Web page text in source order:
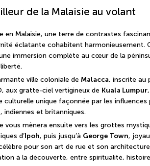
de la Malaisie au volant
en Malaisie, une terre de contrastes
éclatante cohabitent harmonieusement.
immersion complète au cœur de la
ville coloniale de Malacca, inscrite au
aux gratte-ciel vertigineux de Kuala Lumpur
culturelle unique façonnée par les influences
indiennes et britanniques.
vous mènera ensuite vers les grottes
d’Ipoh, puis jusqu’à George Town,
pour son art de rue et son
à la découverte, entre spiritualité,